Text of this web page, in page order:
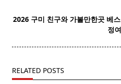
reader-
2026 구미 친구와 가볼만한곳 베
정
RELATED POSTS